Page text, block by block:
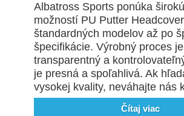
Albatross Sports ponúka
možností PU Putter
štandardných modelov až po
špecifikácie. Výrobný proces je
transparentný a
je presná a spoľahlivá. Ak
vysokej kvality, neváhajte nás
Čítaj viac